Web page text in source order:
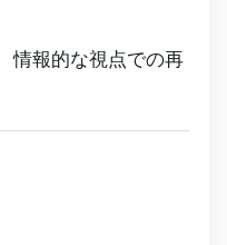
情報的な視点での再